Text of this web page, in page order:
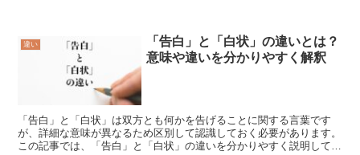
違い
「告白」と「白状」の違いとは？
意味や違いを分かりやすく解釈
「告白」と「白状」は双方とも何かを告げることに関する言葉です
が、詳細な意味が異なるため区別して認識しておく必要があります。
この記事では、「告白」と「白状」の違いを分かりやすく説明してい